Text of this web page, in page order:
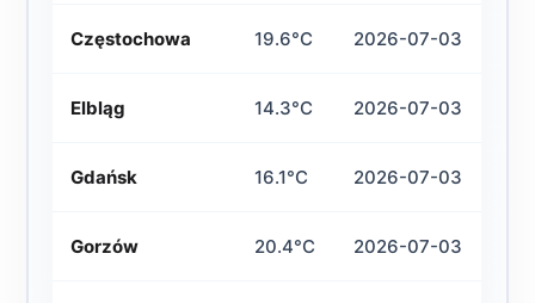
Częstochowa 19.6°C 2026-07-03
Elbląg 14.3°C 2026-07-03
Gdańsk 16.1°C 2026-07-03
Gorzów 20.4°C 2026-07-03